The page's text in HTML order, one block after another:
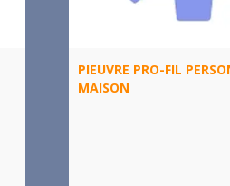
PIEUVRE PRO-FIL
MAISON